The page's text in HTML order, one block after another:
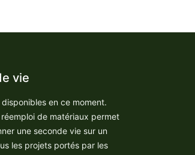
vie
en ce moment.
de matériaux permet
une seconde vie sur un
les projets portés par les